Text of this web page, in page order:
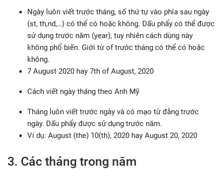
Ngày luôn viết trước tháng, số thứ tự vào phía sau ngày
(st, th,nd,…) có thể có hoặc không. Dấu phẩy có thể được
sử dụng trước năm (year), tuy nhiên cách dùng này
không phổ biến. Giới từ of trước tháng có thể có hoặc
không.
7 August 2020 hay 7th of August, 2020
Cách viết ngày tháng theo Anh Mỹ
Tháng luôn viết trước ngày và có mạo từ đằng trước
ngày. Dấu phẩy được sử dụng trước năm.
Ví dụ: August (the) 10(th), 2020 hay August 20, 2020
3. Các tháng trong năm